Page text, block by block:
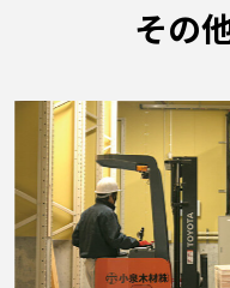
その